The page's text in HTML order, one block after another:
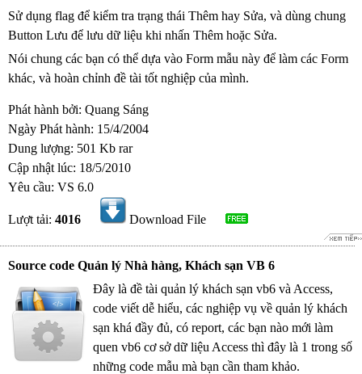
Sử dụng flag để kiểm tra trạng thái Thêm hay Sửa, và dùng chung
Button Lưu để lưu dữ liệu khi nhấn Thêm hoặc Sửa.
Nói chung các bạn có thể dựa vào Form mẫu này để làm các Form
khác, và hoàn chỉnh đề tài tốt nghiệp của mình.
Phát hành bởi: Quang Sáng
Ngày Phát hành: 15/4/2004
Dung lượng: 501 Kb rar
Cập nhật lúc: 18/5/2010
Yêu cầu: VS 6.0
Lượt tải: 4016 Download File
Source code Quản lý Nhà hàng, Khách sạn VB 6
Đây là đề tài quản lý khách sạn vb6 và Access,
code viết dễ hiểu, các nghiệp vụ về quản lý khách
sạn khá đầy đủ, có report, các bạn nào mới làm
quen vb6 cơ sở dữ liệu Access thì đây là 1 trong số
những code mẫu mà bạn cần tham khảo.